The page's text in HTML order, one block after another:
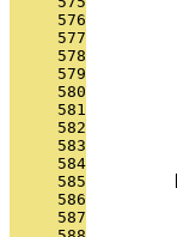
     576
     577
     578
     579
     580
     581
     582
     583
     584
     585
     586
     587